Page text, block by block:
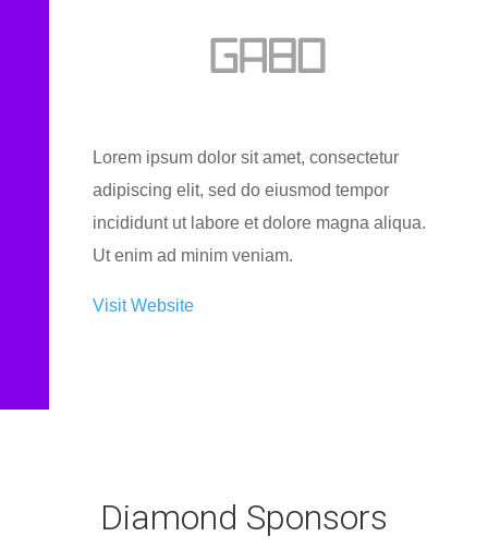
Lorem ipsum dolor sit amet, consectetur
adipiscing elit, sed do eiusmod tempor
incididunt ut labore et dolore magna aliqua.
Ut enim ad minim veniam.
Visit Website
Diamond Sponsors